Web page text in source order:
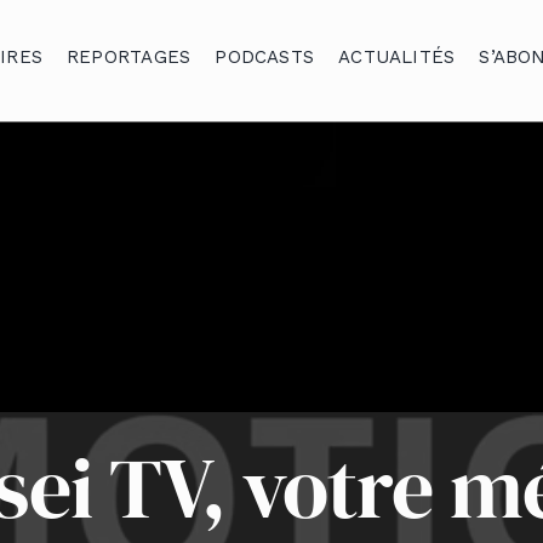
REPORTAGES PODCASTS ACTUALITÉS
TV, votre